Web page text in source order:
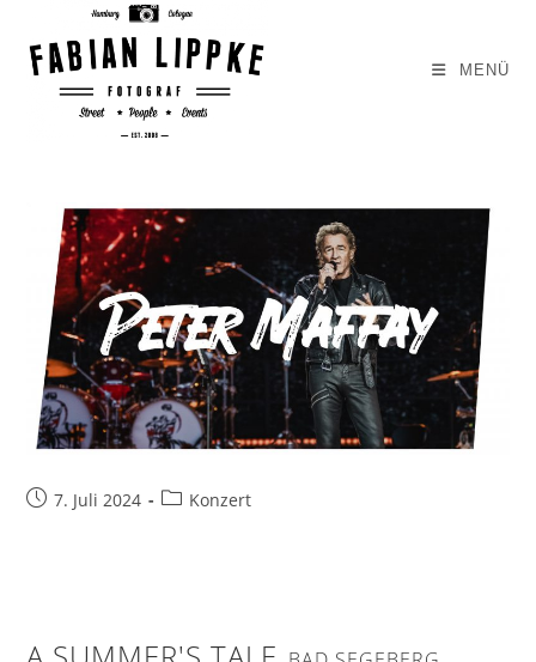
Inhalt
springen
MENÜ
Beitrag7. Juli 2024
Beitrags-
Konzert